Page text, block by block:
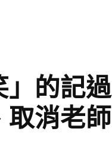
」的記過
消老師